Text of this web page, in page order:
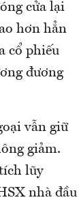
cửa lại
hơn hẳn
cổ phiếu
đương
vẫn giữ
giảm.
lũy
nhà đầu